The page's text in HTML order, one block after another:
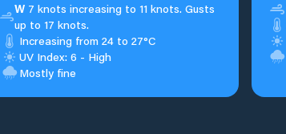
W7 knots increasing to 11 knots. Gusts
up to 17 knots.
Increasing from 24 to 27°C
UV Index: 6 - High
Mostly fine